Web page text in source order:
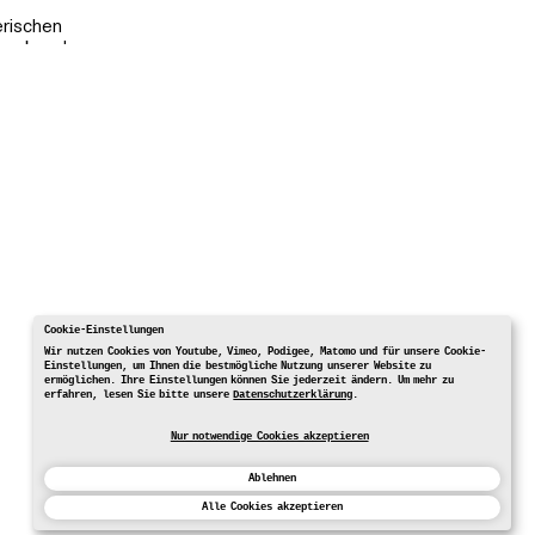
Cookie-Einstellungen
Wir nutzen Cookies von Youtube, Vimeo, Podigee, Matomo und für unsere Cookie-
Einstellungen, um Ihnen die bestmögliche Nutzung unserer Website zu
ermöglichen. Ihre Einstellungen können Sie jederzeit ändern. Um mehr zu
erfahren, lesen Sie bitte unsereDatenschutzerklärung.
Nur notwendige Cookies akzeptieren
Ablehnen
Alle Cookies akzeptieren